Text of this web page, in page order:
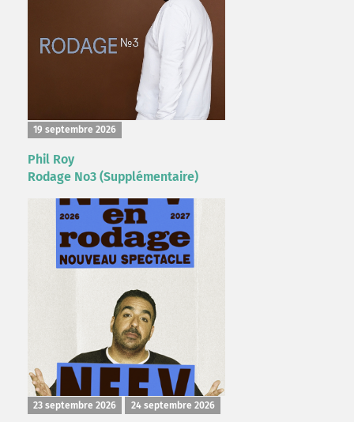
19 septembre 2026
Phil Roy
Rodage No3 (Supplémentaire)
23 septembre 2026 24 septembre 2026